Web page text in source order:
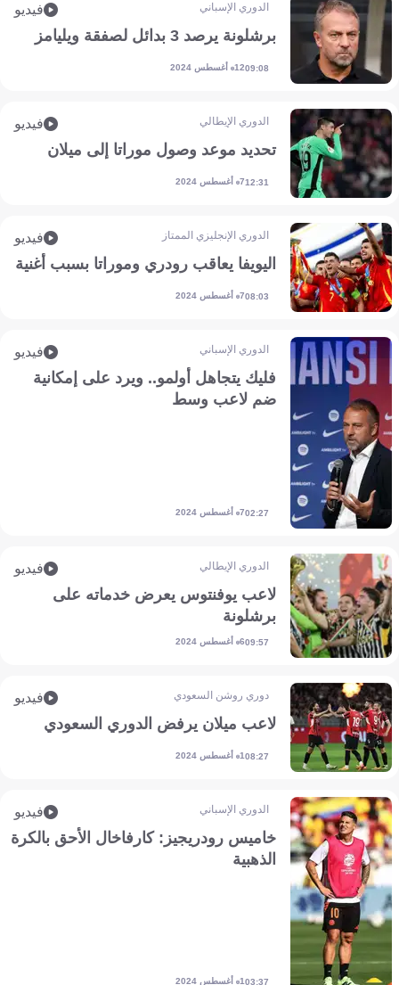
الدوري الإسباني فيديو
برشلونة يرصد 3 بدائل لصفقة ويليامز
09:0812 أغسطس 2024
الدوري الإيطالي فيديو
تحديد موعد وصول موراتا إلى ميلان
12:317 أغسطس 2024
الدوري الإنجليزي الممتاز فيديو
اليويفا يعاقب رودري وموراتا بسبب أغنية
08:037 أغسطس 2024
الدوري الإسباني فيديو
فليك يتجاهل أولمو.. ويرد على إمكانية
ضم لاعب وسط
02:277 أغسطس 2024
الدوري الإيطالي فيديو
لاعب يوفنتوس يعرض خدماته على
برشلونة
09:576 أغسطس 2024
دوري روشن السعودي فيديو
لاعب ميلان يرفض الدوري السعودي
08:271 أغسطس 2024
الدوري الإسباني فيديو
خاميس رودريجيز: كارفاخال الأحق بالكرة
الذهبية
03:371 أغسطس 2024